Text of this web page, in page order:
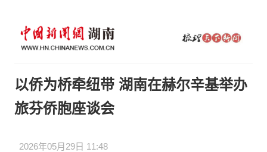
以侨为桥牵纽带 湖南在赫尔辛基举办
旅芬侨胞座谈会
2026年05月29日 11:48